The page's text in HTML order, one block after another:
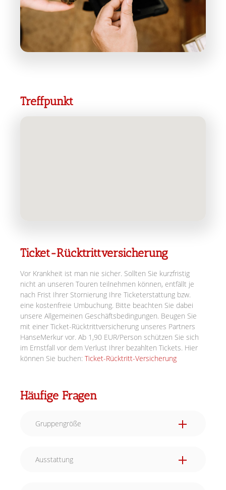
Treffpunkt
Ticket-Rücktrittversicherung
Vor Krankheit ist man nie sicher. Sollten Sie kurzfristig
nicht an unseren Touren teilnehmen können, entfällt je
nach Frist Ihrer Stornierung Ihre Ticketerstattung bzw.
eine kostenfreie Umbuchung. Bitte beachten Sie dabei
unsere Allgemeinen Geschäftsbedingungen. Beugen Sie
mit einer Ticket-Rücktrittversicherung unseres Partners
HanseMerkur vor. Ab 1,90 EUR/Person schützen Sie sich
im Ernstfall vor dem Verlust Ihrer bezahlten Tickets. Hier
können Sie buchen: Ticket-Rücktritt-Versicherung
Häufige Fragen
Gruppengröße
Ausstattung